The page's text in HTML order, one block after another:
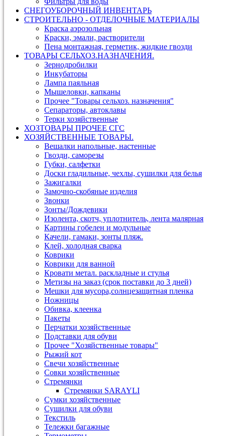
СНЕГОУБОРОЧНЫЙ ИНВЕНТАРЬ
СТРОИТЕЛЬНО - ОТДЕЛОЧНЫЕ МАТЕРИАЛЫ
Краска аэрозольная
Краски, эмали, растворители
Пена монтажная, герметик, жидкие гвозди
ТОВАРЫ СЕЛЬХОЗ.НАЗНАЧЕНИЯ.
Зернодробилки
Инкубаторы
Лампа паяльная
Мышеловки, капканы
Прочее "Товары сельхоз. назначения"
Сепараторы, автоклавы
Терки хозяйственные
ХОЗТОВАРЫ ПРОЧЕЕ СГС
ХОЗЯЙСТВЕННЫЕ ТОВАРЫ.
Вешалки напольные, настенные
Гвозди, саморезы
Губки, салфетки
Доски гладильные, чехлы, сушилки для белья
Зажигалки
Замочно-скобяные изделия
Звонки
Зонты/Дождевики
Изолента, скотч, уплотнитель, лента малярная
Картины гобелен и модульные
Качели, гамаки, зонты пляж.
Клей, холодная сварка
Коврики
Коврики для ванной
Кровати метал. раскладные и стулья
Метизы на заказ (срок поставки до 3 дней)
Мешки для мусора,солнцезащитная пленка
Ножницы
Обивка, клеенка
Пакеты
Перчатки хозяйственные
Подставки для обуви
Прочее "Хозяйственные товары"
Рыжий кот
Свечи хозяйственные
Совки хозяйственные
Стремянки
Стремянки SARAYLI
Сумки хозяйственные
Сушилки для обуви
Текстиль
Тележки багажные